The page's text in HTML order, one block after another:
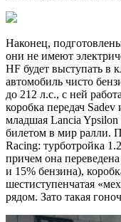
Наконец,
они не имеют
HF будет выступать в
автомобиль чисто
до 212 л.с., с ней
коробка передач
младшая Lancia
билетом в мир ралли.
Racing: турботройка
причем она
и 15% бензина),
шестиступенчатая
рядом. Зато такая